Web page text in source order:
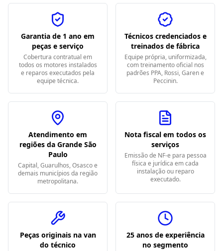
Garantia de 1 ano em
peças e serviço
Cobertura contratual em
todos os motores instalados
e reparos executados pela
equipe técnica.
Técnicos credenciados e
treinados de fábrica
Equipe própria, uniformizada,
com treinamento oficial nos
padrões PPA, Rossi, Garen e
Peccinin.
Atendimento em
regiões da Grande São
Paulo
Capital, Guarulhos, Osasco e
demais municípios da região
metropolitana.
Nota fiscal em todos os
serviços
Emissão de NF-e para pessoa
física e jurídica em cada
instalação ou reparo
executado.
Peças originais na van
do técnico
25 anos de experiência
no segmento